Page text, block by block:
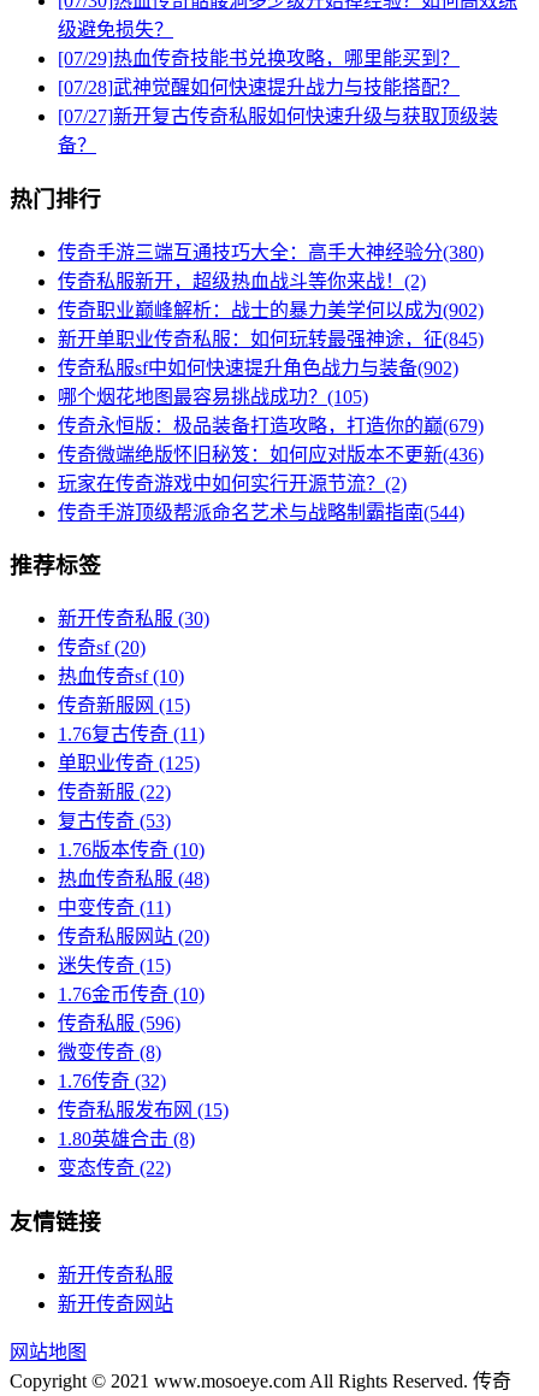
级避免损失？
[07/29]热血传奇技能书兑换攻略，哪里能买到？
[07/28]武神觉醒如何快速提升战力与技能搭配？
[07/27]新开复古传奇私服如何快速升级与获取顶级装
备？
热门排行
传奇手游三端互通技巧大全：高手大神经验分(380)
传奇私服新开，超级热血战斗等你来战！(2)
传奇职业巅峰解析：战士的暴力美学何以成为(902)
新开单职业传奇私服：如何玩转最强神途，征(845)
传奇私服sf中如何快速提升角色战力与装备(902)
哪个烟花地图最容易挑战成功？(105)
传奇永恒版：极品装备打造攻略，打造你的巅(679)
传奇微端绝版怀旧秘笈：如何应对版本不更新(436)
玩家在传奇游戏中如何实行开源节流？(2)
传奇手游顶级帮派命名艺术与战略制霸指南(544)
推荐标签
新开传奇私服 (30)
传奇sf(20)
热血传奇sf(10)
传奇新服网 (15)
1.76复古传奇 (11)
单职业传奇 (125)
传奇新服 (22)
复古传奇 (53)
1.76版本传奇 (10)
热血传奇私服 (48)
中变传奇 (11)
传奇私服网站 (20)
迷失传奇 (15)
1.76金币传奇 (10)
传奇私服 (596)
微变传奇 (8)
1.76传奇 (32)
传奇私服发布网 (15)
1.80英雄合击 (8)
变态传奇 (22)
友情链接
新开传奇私服
新开传奇网站
网站地图
Copyright © 2021 www.mosoeye.com All Rights Reserved. 传奇